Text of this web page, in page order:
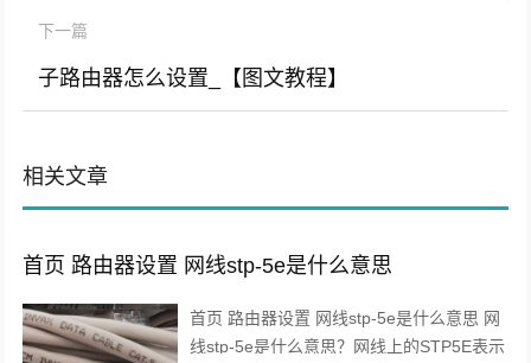
下一篇
子路由器怎么设置_【图文教程】
相关文章
首页 路由器设置 网线stp-5e是什么意思
首页 路由器设置 网线stp-5e是什么意思 网
线stp-5e是什么意思？网线上的STP5E表示